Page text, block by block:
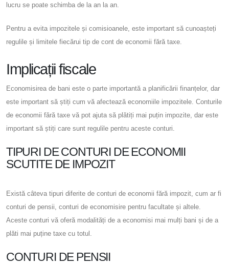
lucru se poate schimba de la an la an.
Pentru a evita impozitele și comisioanele, este important să cunoașteți
regulile și limitele fiecărui tip de cont de economii fără taxe.
Implicații fiscale
Economisirea de bani este o parte importantă a planificării finanțelor, dar
este important să știți cum vă afectează economiile impozitele. Conturile
de economii fără taxe vă pot ajuta să plătiți mai puțin impozite, dar este
important să știți care sunt regulile pentru aceste conturi.
TIPURI DE CONTURI DE ECONOMII
SCUTITE DE IMPOZIT
Există câteva tipuri diferite de conturi de economii fără impozit, cum ar fi
conturi de pensii, conturi de economisire pentru facultate și altele.
Aceste conturi vă oferă modalități de a economisi mai mulți bani și de a
plăti mai puține taxe cu totul.
CONTURI DE PENSII